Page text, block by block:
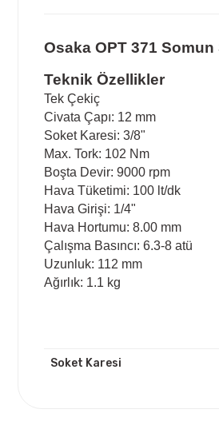
Osaka OPT 371
Teknik Özellikler
Tek Çekiç
Civata Çapı: 12 mm
Soket Karesi: 3/8"
Max. Tork: 102 Nm
Boşta Devir: 9000 rpm
Hava Tüketimi: 100 lt/dk
Hava Girişi: 1/4"
Hava Hortumu: 8.00 mm
Çalışma Basıncı: 6.3-8 atü
Uzunluk: 112 mm
Ağırlık: 1.1 kg
Soket Karesi